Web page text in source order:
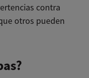
contra
otros pueden